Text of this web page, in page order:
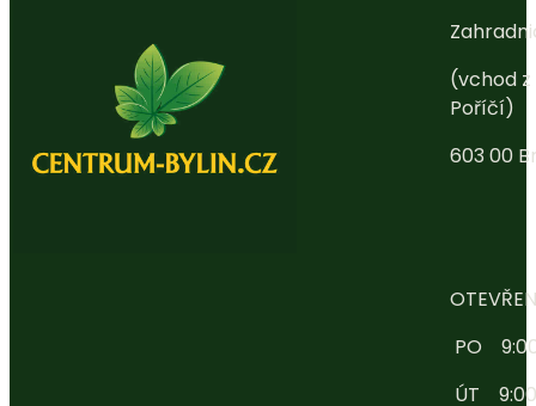
(vchod
Poříčí)
603 00
PO
ÚT 9:00